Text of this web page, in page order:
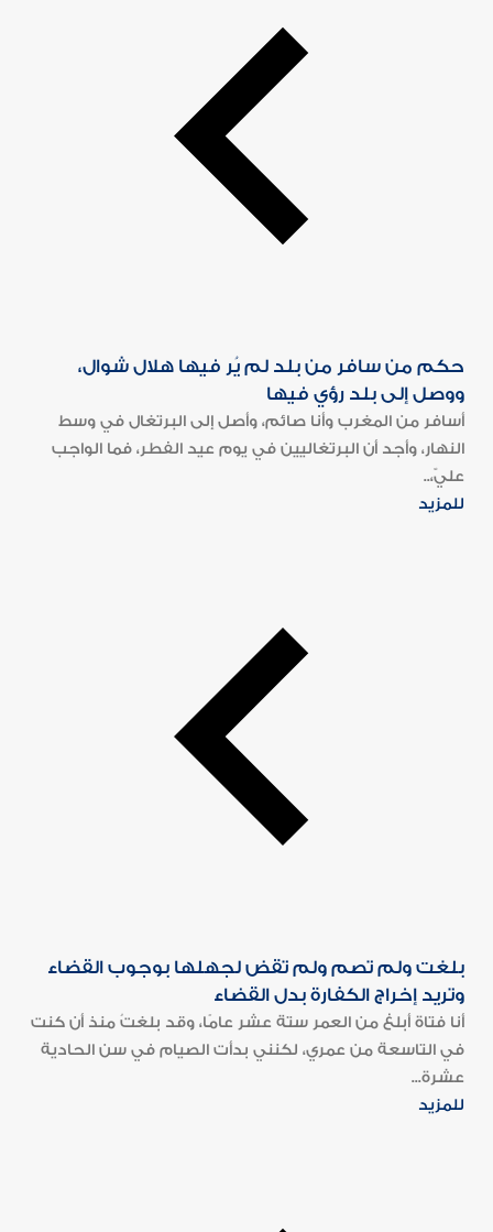
حكم من سافر من بلد لم يُر فيها هلال شوال،
ووصل إلى بلد رؤي فيها
أسافر من المغرب وأنا صائم، وأصل إلى البرتغال في وسط
النهار، وأجد أن البرتغاليين في يوم عيد الفطر، فما الواجب
عليّ،..
للمزيد
بلغت ولم تصم ولم تقض لجهلها بوجوب القضاء
وتريد إخراج الكفارة بدل القضاء
أنا فتاة أبلغ من العمر ستة عشر عامًا، وقد بلغتُ منذ أن كنت
في التاسعة من عمري، لكنني بدأت الصيام في سن الحادية
عشرة...
للمزيد